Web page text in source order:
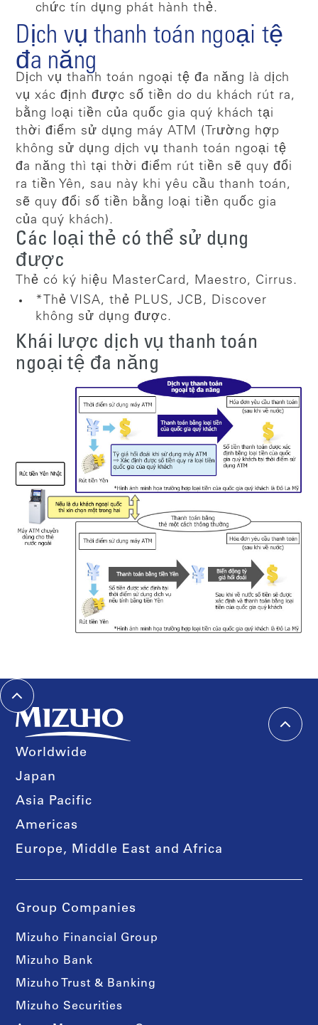
chức tín dụng phát hành thẻ.
Dịch vụ thanh toán ngoại tệ
đa năng
Dịch vụ thanh toán ngoại tệ đa năng là dịch
vụ xác định được số tiền do du khách rút ra,
bằng loại tiền của quốc gia quý khách tại
thời điểm sử dụng máy ATM (Trường hợp
không sử dụng dịch vụ thanh toán ngoại tệ
đa năng thì tại thời điểm rút tiền sẽ quy đổi
ra tiền Yên, sau này khi yêu cầu thanh toán,
sẽ quy đổi số tiền bằng loại tiền quốc gia
của quý khách).
Các loại thẻ có thể sử dụng
được
Thẻ có ký hiệu MasterCard, Maestro, Cirrus.
*Thẻ VISA, thẻ PLUS, JCB, Discover
không sử dụng được.
Khái lược dịch vụ thanh toán
ngoại tệ đa năng
Worldwide
Japan
Asia Pacific
Americas
Europe, Middle East and Africa
Group Companies
Mizuho Financial Group
Mizuho Bank
Mizuho Trust & Banking
Mizuho Securities